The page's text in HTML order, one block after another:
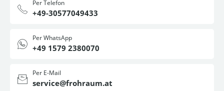
Per Telefon
+49-30577049433
Per WhatsApp
+49 1579 2380070
Per E-Mail
service@frohraum.at